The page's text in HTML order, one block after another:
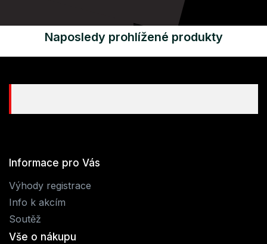
Naposledy prohlížené produkty
Informace pro Vás
Výhody registrace
Info k akcím
Soutěž
Vše o nákupu